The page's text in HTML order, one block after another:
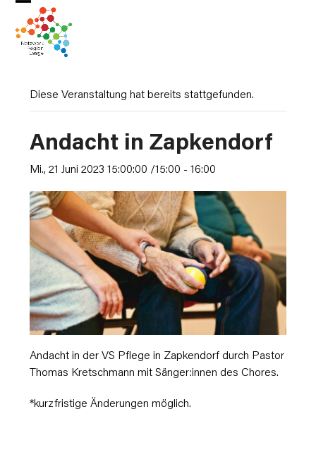
Skip
content
Open
mobile
menu
Close
mobile
menu
Diese Veranstaltung hat bereits stattgefunden.
Andacht in Zapkendorf
Mi., 21 Juni 2023 15:00:00 /15:00 -16:00
Andacht in der VS Pflege in Zapkendorf durch Pastor
Thomas Kretschmann mit Sänger:innen des Chores.
*kurzfristige Änderungen möglich.